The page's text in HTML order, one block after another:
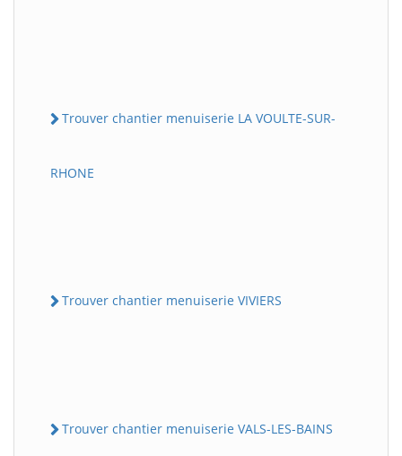
Trouver chantier menuiserie LA VOULTE-SUR-
RHONE
Trouver chantier menuiserie VIVIERS
Trouver chantier menuiserie VALS-LES-BAINS